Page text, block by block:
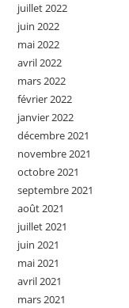
juillet 2022
juin 2022
mai 2022
avril 2022
mars 2022
février 2022
janvier 2022
décembre 2021
novembre 2021
octobre 2021
septembre 2021
août 2021
juillet 2021
juin 2021
mai 2021
avril 2021
mars 2021